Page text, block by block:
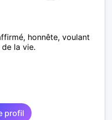
honnête, voulant
la vie.
profil